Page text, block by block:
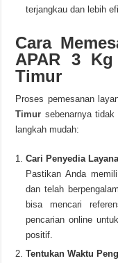
terjangkau dan lebih
Cara
APAR 3
Timur
Proses pemesanan
Timur sebenarnya
langkah mudah:
Cari Penyedia
Pastikan Anda
dan telah
bisa mencari
pencarian online
positif.
Tentukan Waktu